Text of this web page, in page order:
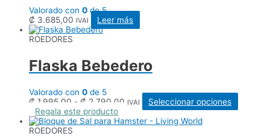
Valorado con 0 de 5
₡ 3.685,00 IVAI
Leer más
ROEDORES
Flaska Bebedero
Valorado con 0 de 5
₡ 1.995,00 - ₡ 2.790,00 Rango
precios:
IVAI Seleccionar opciones
Regala este producto
ROEDORES